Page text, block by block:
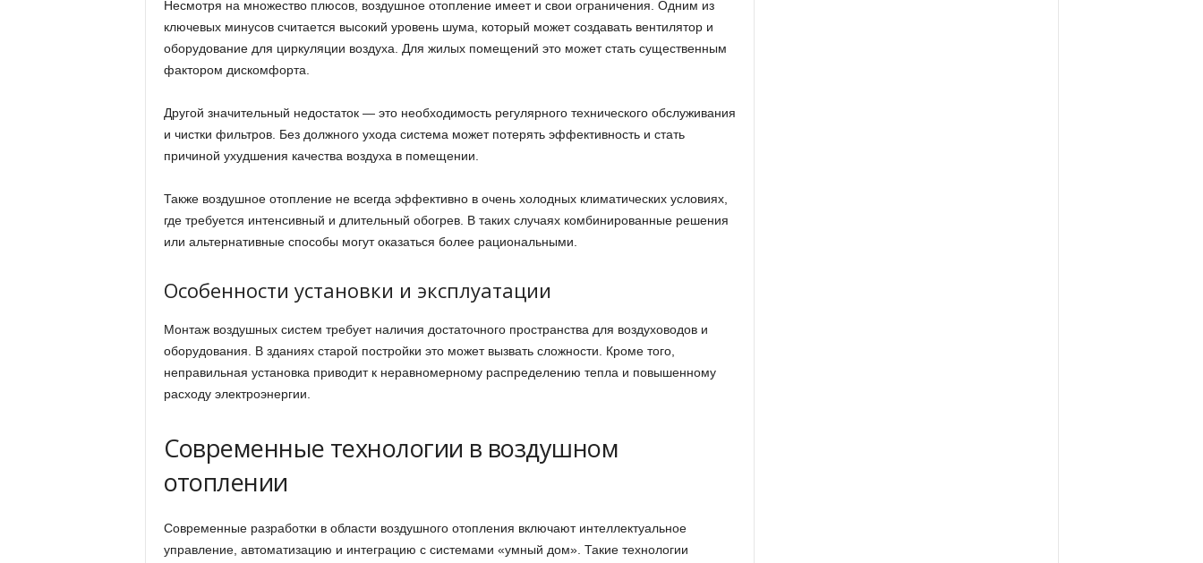
Несмотря на множество плюсов, воздушное отопление имеет и свои ограничения. Одним из
ключевых минусов считается высокий уровень шума, который может создавать вентилятор и
оборудование для циркуляции воздуха. Для жилых помещений это может стать существенным
фактором дискомфорта.
Другой значительный недостаток — это необходимость регулярного технического обслуживания
и чистки фильтров. Без должного ухода система может потерять эффективность и стать
причиной ухудшения качества воздуха в помещении.
Также воздушное отопление не всегда эффективно в очень холодных климатических условиях,
где требуется интенсивный и длительный обогрев. В таких случаях комбинированные решения
или альтернативные способы могут оказаться более рациональными.
Особенности установки и эксплуатации
Монтаж воздушных систем требует наличия достаточного пространства для воздуховодов и
оборудования. В зданиях старой постройки это может вызвать сложности. Кроме того,
неправильная установка приводит к неравномерному распределению тепла и повышенному
расходу электроэнергии.
Современные технологии в воздушном
отоплении
Современные разработки в области воздушного отопления включают интеллектуальное
управление, автоматизацию и интеграцию с системами «умный дом». Такие технологии